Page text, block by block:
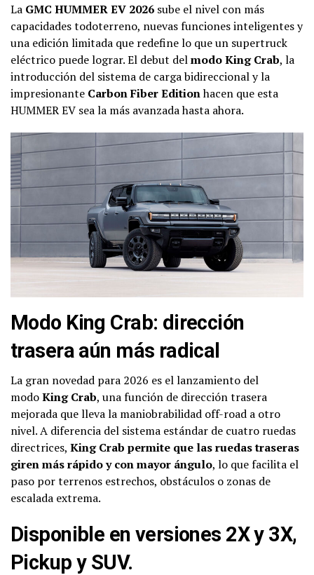
La GMC HUMMER EV 2026 sube el nivel con más
capacidades todoterreno, nuevas funciones inteligentes y
una edición limitada que redefine lo que un supertruck
eléctrico puede lograr. El debut delmodo King Crab, la
introducción del sistema de carga bidireccional y la
impresionante Carbon Fiber Editionhacen que esta
HUMMER EV sea la más avanzada hasta ahora.
Modo King Crab: dirección
trasera aún más radical
La gran novedad para 2026 es el lanzamiento del
modoKing Crab, una función de dirección trasera
mejorada que lleva la maniobrabilidad off-road a otro
nivel. A diferencia del sistema estándar de cuatro ruedas
directrices, King Crab permite que las ruedas traseras
giren más rápido y con mayor ángulo, lo que facilita el
paso por terrenos estrechos, obstáculos o zonas de
escalada extrema.
Disponible en versiones 2X y 3X,
Pickup y SUV.